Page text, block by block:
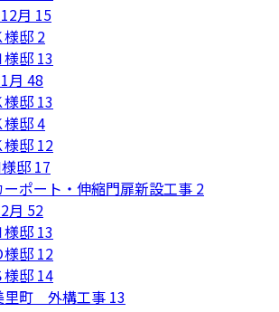
月 15
様邸 2
様邸 13
月 48
様邸 13
様邸4
様邸 12
邸 17
ーポート・伸縮門扉新設工事 2
月 52
様邸 13
様邸 12
様邸 14
里町 外構工事 13